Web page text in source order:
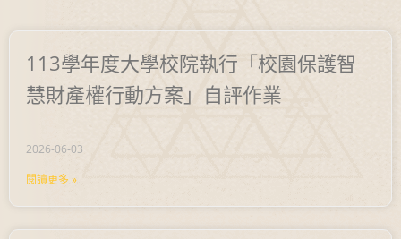
113學年度大學校院執行「校園保護智
慧財產權行動方案」自評作業
2026-06-03
閱讀更多 »